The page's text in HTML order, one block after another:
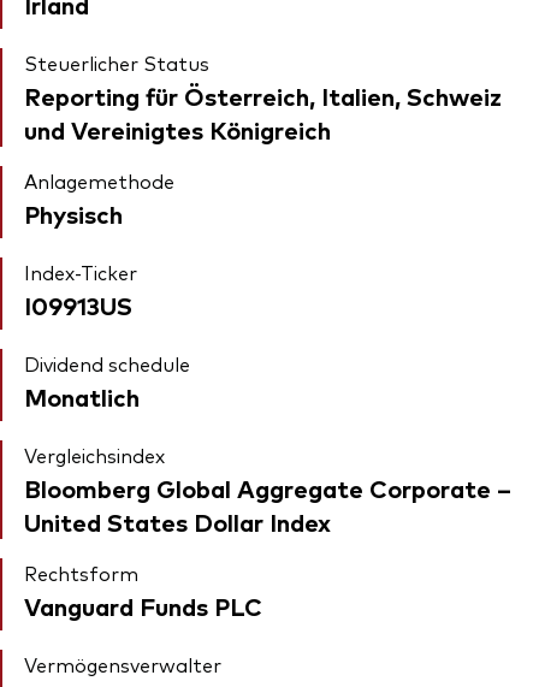
Steuerlicher Status
Reporting für Österreich, Italien, Schweiz
und Vereinigtes Königreich
Anlagemethode
Physisch
Index-Ticker
I09913US
Dividend schedule
Monatlich
Vergleichsindex
Bloomberg Global Aggregate Corporate –
United States Dollar Index
Rechtsform
Vanguard Funds PLC
Vermögensverwalter